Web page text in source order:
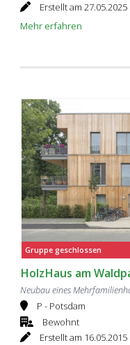
Erstellt am 27.05.2025
Mehr erfahren
Gruppe geschlossen
HolzHaus am
Neubau eines
P - Potsdam
Bewohnt
Erstellt am 16.05.2015